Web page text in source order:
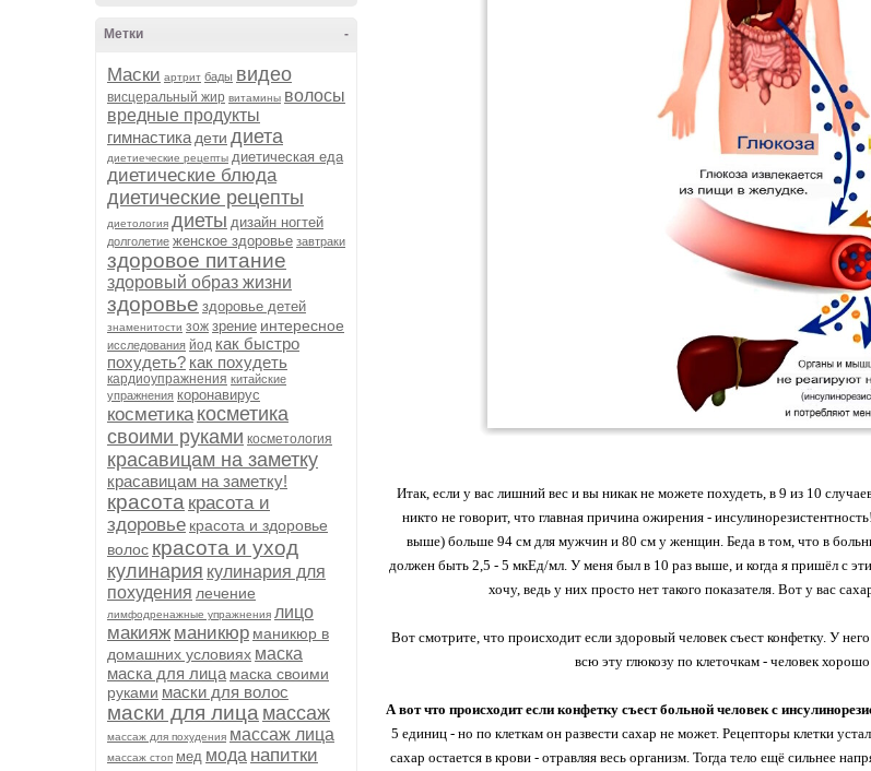
-
Метки
Маски артрит бады видео
висцеральный жир витамины волосы
вредные продукты
гимнастика дети диета
диетиеческие рецепты диетическая еда
диетические блюда
диетические рецепты
диетология диеты дизайн ногтей
долголетие женское здоровье завтраки
здоровое питание
здоровый образ жизни
здоровье здоровье детей
знаменитости зож зрение интересное
исследования йод как быстро
похудеть? как похудеть
кардиоупражнения китайские
упражнения коронавирус
косметика косметика
своими руками косметология
красавицам на заметку
красавицам на заметку!
красота красота и
здоровье красота и здоровье
волос красота и уход
кулинария кулинария для
похудения лечение
лимфодренажные упражнения лицо
макияж маникюр маникюр в
домашних условиях маска
маска для лица маска своими
руками маски для волос
маски для лица массаж
массаж для похудения массаж лица
массаж стоп мед мода напитки
Итак, если у вас лишний вес и вы никак не можете похудеть, в 9 из 10
никто не говорит, что главная причина ожирения -
выше) больше 94 см для мужчин и 80 см у женщин. Беда в том, что в
должен быть 2,5 - 5 мкЕд/мл. У меня был в 10 раз выше, и когда я пришёл с
хочу, ведь у них просто нет такого показателя. Вот у вас
Вот смотрите, что происходит если здоровый человек съест конфетку. У
всю эту глюкозу по клеточкам - человек
А вот что происходит если конфетку съест больной человек с
5 единиц - но по клеткам он развести сахар не может. Рецепторы клетки
сахар остается в крови - отравляя весь организм. Тогда тело ещё сильнее